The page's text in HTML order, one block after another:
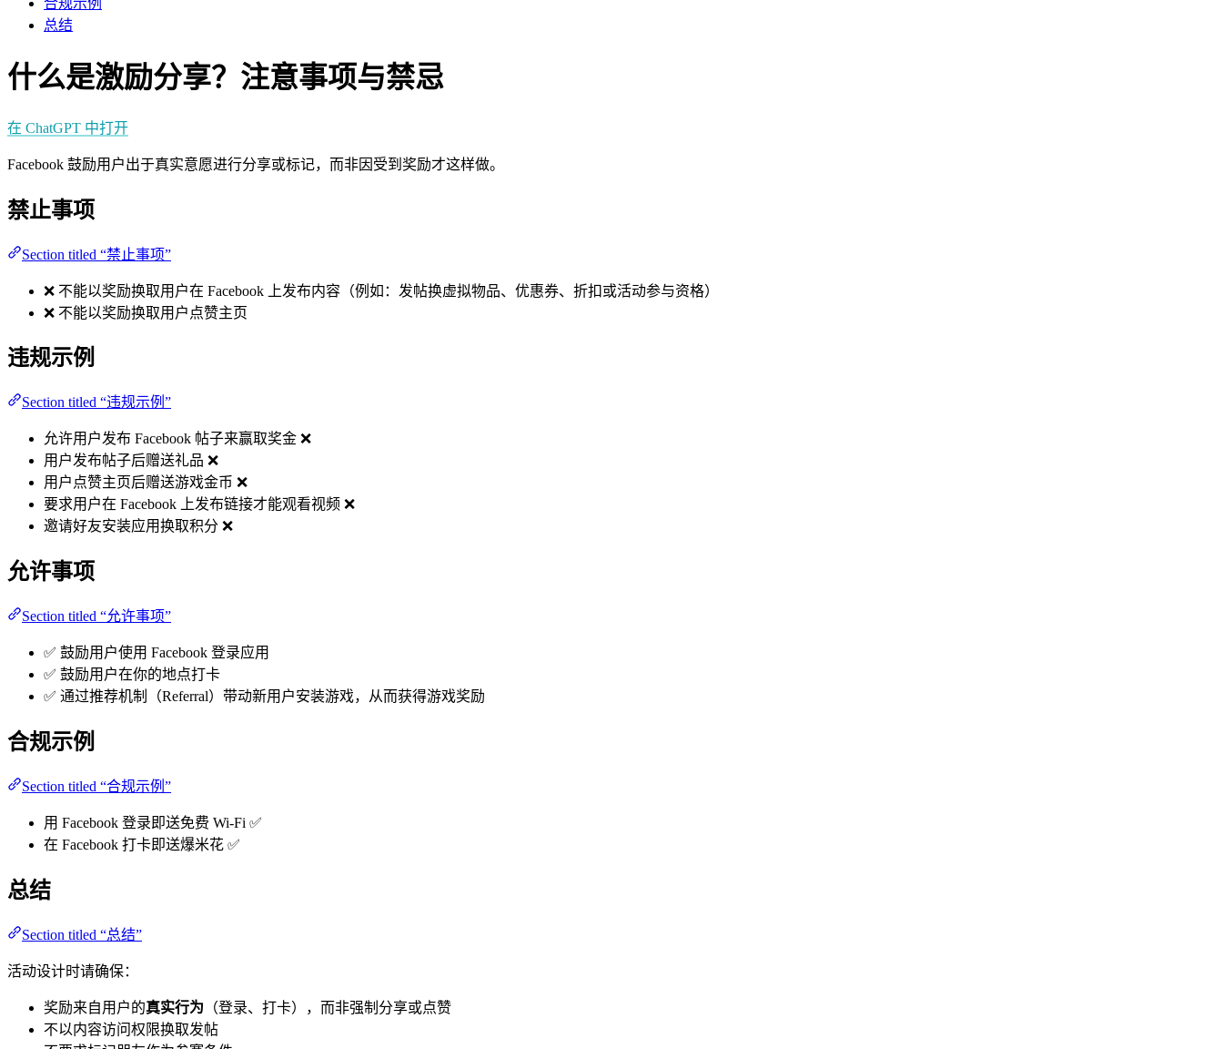
总结
什么是激励分享？注意事项与禁忌
在 ChatGPT 中打开
Facebook 鼓励用户出于真实意愿进行分享或标记，而非因受到奖励才这样做。
禁止事项
Section titled “禁止事项”
❌ 不能以奖励换取用户在 Facebook 上发布内容（例如：发帖换虚拟物品、优惠券、折扣或活动参与资格）
❌ 不能以奖励换取用户点赞主页
违规示例
Section titled “违规示例”
允许用户发布 Facebook 帖子来赢取奖金 ❌
用户发布帖子后赠送礼品 ❌
用户点赞主页后赠送游戏金币 ❌
要求用户在 Facebook 上发布链接才能观看视频 ❌
邀请好友安装应用换取积分 ❌
允许事项
Section titled “允许事项”
✅ 鼓励用户使用 Facebook 登录应用
✅ 鼓励用户在你的地点打卡
✅ 通过推荐机制（Referral）带动新用户安装游戏，从而获得游戏奖励
合规示例
Section titled “合规示例”
用 Facebook 登录即送免费 Wi-Fi ✅
在 Facebook 打卡即送爆米花 ✅
总结
Section titled “总结”
活动设计时请确保：
奖励来自用户的真实行为 （登录、打卡），而非强制分享或点赞
不以内容访问权限换取发帖